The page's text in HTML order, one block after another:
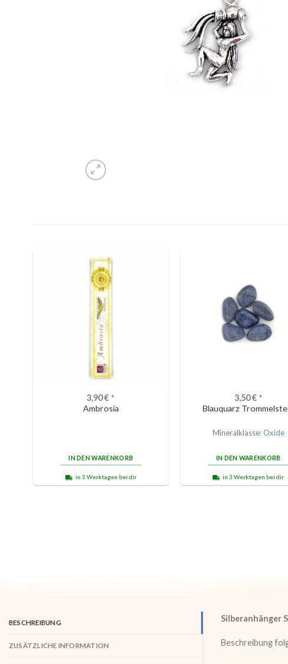
3,90€ *
Ambrosia
IN DEN WARENKORB
in 3 Werktagen bei dir
3,50€*
Blauquarz
Mineralklasse:Oxide
IN DEN WARENKORB
in 3 Werktagen bei dir
BESCHREIBUNG
ZUSÄTZLICHE INFORMATION
Silberanhänger
Beschreibung